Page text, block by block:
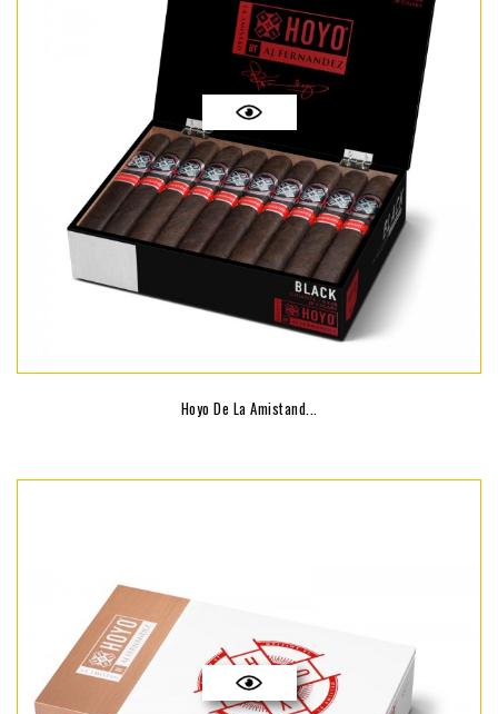
Hoyo De La Amistand...